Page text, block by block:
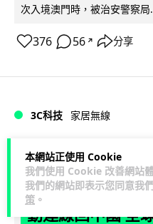
本網站正使用 Cookie
我們使用 Cookie 改善網站
我們的網站即表示您同意我
策 。
次入境澳門時，被治安警察局
376 56 ↗ 分享
3C科技 家居無線
Vin 13 小時
逾 20 款平價路由
動連線回中國 全